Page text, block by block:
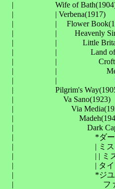
| 　　　　　Wife of
| 　　　　　| Verbena(1917)
| 　　　　　| 　Flower
| 　　　　　| 　　Heavenly
| 　　　　　| 　　　Little
| 　　　　　| 　　　　Land of
| 　　　　　| 　　　　　Croft
| 　　　　　| 　　　　　　
| 　　　　　|
| 　　　　　Pilgrim's
| 　　　　　　Va Sano(1923)
| 　　　　　　　Via
| 　　　　　　　　
| 　　　　　　　　　Dark
| 　　　　　　　　　　*ダー
| 　　　　　　　　　　| ミス
| 　　　　　　　　　　| | ミ
| 　　　　　　　　　　| タイ
| 　　　　　　　　　　*ジユ
| 　　　　　　　　　　　フ